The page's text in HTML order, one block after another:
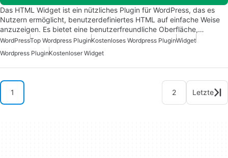
Das HTML Widget ist ein nützliches Plugin für WordPress, das es
Nutzern ermöglicht, benutzerdefiniertes HTML auf einfache Weise
anzuzeigen. Es bietet eine benutzerfreundliche Oberfläche,…
WordPressTop Wordpress PluginKostenloses Wordpress PluginWidget
Wordpress PluginKostenloser Widget
1 2 Letzte